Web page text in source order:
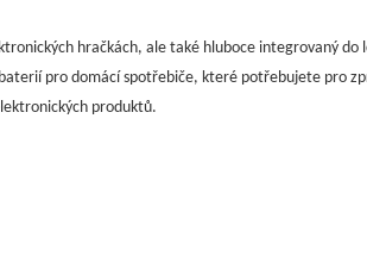
hračkách, ale také hluboce integrovaný do
pro domácí spotřebiče, které potřebujete pro
produktů.